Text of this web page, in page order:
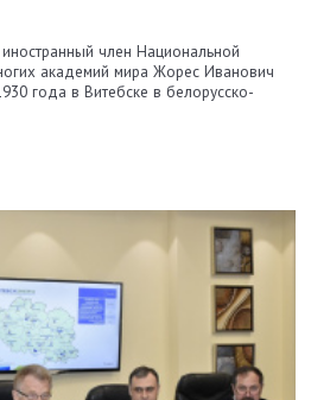
член Национальной
академий мира Жорес Иванович
года в Витебске в белорусско-